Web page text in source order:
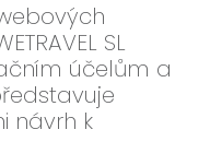
SL
účelům a
návrh k